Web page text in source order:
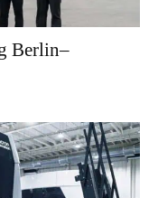
Berlin–